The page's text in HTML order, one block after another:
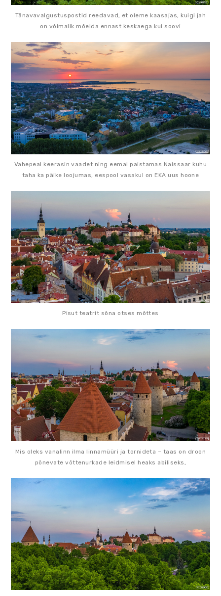
Tänavavalgustuspostid reedavad, et oleme kaasajas, kuigi jah
on võimalik mõelda ennast keskaega kui soovi
Vahepeal keerasin vaadet ning eemal paistamas Naissaar kuhu
taha ka päike loojumas, eespool vasakul on EKA uus hoone
Pisut teatrit sõna otses mõttes
Mis oleks vanalinn ilma linnamüüri ja tornideta – taas on droon
põnevate võttenurkade leidmisel heaks abiliseks,